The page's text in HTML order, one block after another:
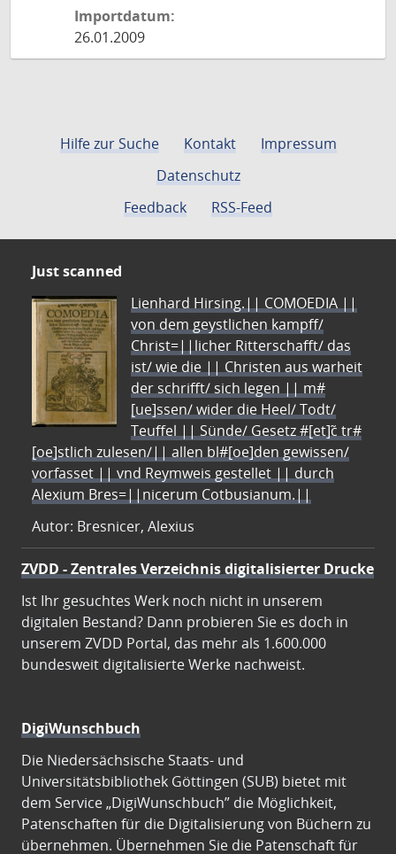
Importdatum:
26.01.2009
Hilfe zur Suche Kontakt
Impressum
Datenschutz
Feedback
RSS-Feed
Just scanned
Lienhard Hirsing.|| COMOEDIA ||
von dem geystlichen kampff/
Christ=||licher Ritterschafft/ das
ist/ wie die || Christen aus warheit
der schrifft/ sich legen || m#
[ue]ssen/ wider die Heel/ Todt/
Teuffel || Sünde/ Gesetz #[et]c̃ tr#
[oe]stlich zulesen/|| allen bl#[oe]den gewissen/
vorfasset || vnd Reymweis gestellet || durch
Alexium Bres=||nicerum Cotbusianum.||
Autor: Bresnicer, Alexius
ZVDD - Zentrales Verzeichnis digitalisierter Drucke
Ist Ihr gesuchtes Werk noch nicht in unserem
digitalen Bestand? Dann probieren Sie es doch in
unserem ZVDD Portal, das mehr als 1.600.000
bundesweit digitalisierte Werke nachweist.
DigiWunschbuch
Die Niedersächsische Staats- und
Universitätsbibliothek Göttingen (SUB) bietet mit
dem Service „DigiWunschbuch” die Möglichkeit,
Patenschaften für die Digitalisierung von Büchern zu
übernehmen. Übernehmen Sie die Patenschaft für